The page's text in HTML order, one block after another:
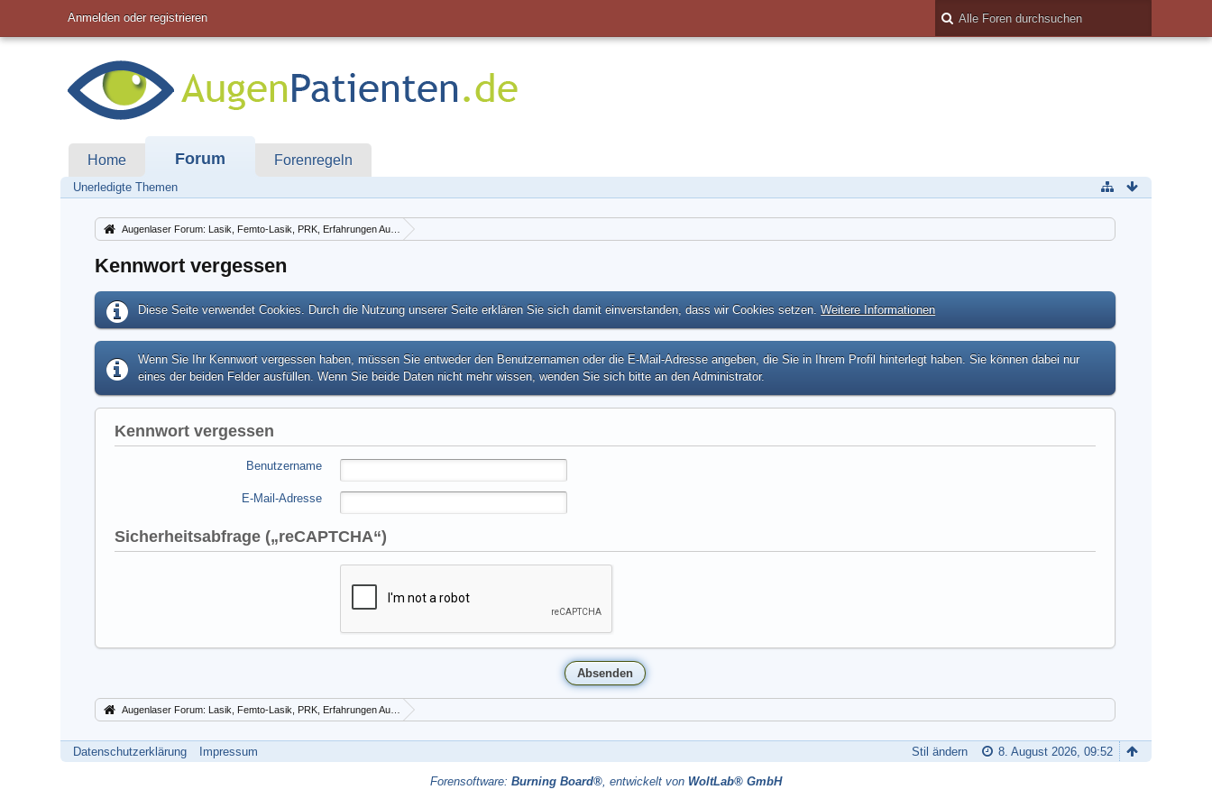
Anmelden oder registrieren
Home Forum Forenregeln
Unerledigte Themen
Augenlaser Forum: Lasik, Femto-Lasik, PRK, Erfahrungen Augenlasern Lasek
Kennwort vergessen
Diese Seite verwendet Cookies. Durch die Nutzung unserer Seite erklären Sie sich damit einverstanden, dass wir Cookies setzen.Weitere Informationen
Wenn Sie Ihr Kennwort vergessen haben, müssen Sie entweder den Benutzernamen oder die E-Mail-Adresse angeben, die Sie in Ihrem Profil hinterlegt haben. Sie können dabei nur
eines der beiden Felder ausfüllen. Wenn Sie beide Daten nicht mehr wissen, wenden Sie sich bitte an den Administrator.
Kennwort vergessen
Benutzername
E-Mail-Adresse
Sicherheitsabfrage („reCAPTCHA“)
Augenlaser Forum: Lasik, Femto-Lasik, PRK, Erfahrungen Augenlasern Lasek
Datenschutzerklärung Impressum 8. August 2026, 09:52
Stil ändern
Forensoftware: Burning Board®, entwickelt von WoltLab® GmbH